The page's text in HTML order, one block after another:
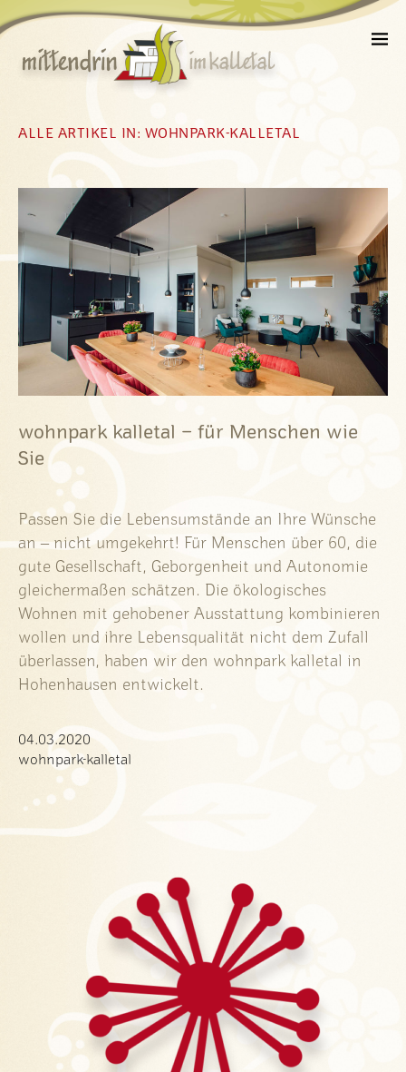
ALLE ARTIKEL IN: WOHNPARK-KALLETAL
wohnpark kalletal – für Menschen wie
Sie
Passen Sie die Lebensumstände an Ihre Wünsche
an – nicht umgekehrt! Für Menschen über 60, die
gute Gesellschaft, Geborgenheit und Autonomie
gleichermaßen schätzen. Die ökologisches
Wohnen mit gehobener Ausstattung kombinieren
wollen und ihre Lebensqualität nicht dem Zufall
überlassen, haben wir den wohnpark kalletal in
Hohenhausen entwickelt.
04.03.2020
wohnpark-kalletal